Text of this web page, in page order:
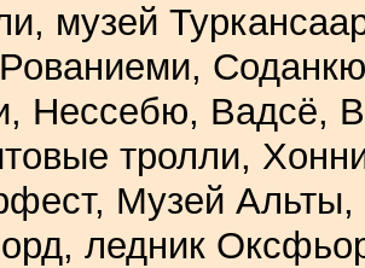
музей
Нессебю, Вадсё,
тролли,
Музей Альты,
ледник